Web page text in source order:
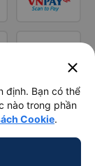
close
định. Bạn có thể
nào trong phần
Cookie.